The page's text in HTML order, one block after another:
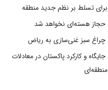
برای تسلط بر نظم جدید منطقه
حجاز هسته‌ای نخواهد شد
چراغ سبز غنی‌سازی به ریاض
جایگاه و کارکرد پاکستان در معادلات
منطقه‌ای